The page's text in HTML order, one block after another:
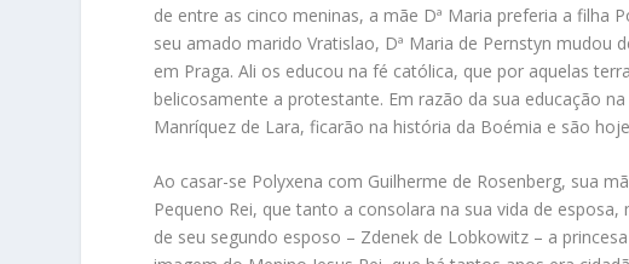
de entre as cinco meninas, a mãe Dª Maria preferia a filha
seu amado marido Vratislao, Dª Maria de Pernstyn
em Praga. Ali os educou na fé católica, que por aquelas
belicosamente a protestante. Em razão da sua educação
Manríquez de Lara, ficarão na história da Boémia e são
Ao casar-se Polyxena com Guilherme de Rosenberg, sua
Pequeno Rei, que tanto a consolara na sua vida de
de seu segundo esposo – Zdenek de Lobkowitz – a